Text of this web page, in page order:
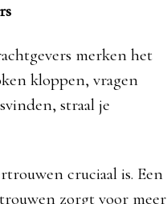
merken het
kloppen, vragen
straal je
cruciaal is. Een
zorgt voor meer